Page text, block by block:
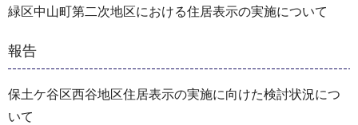
緑区中山町第二次地区における住居表示の実施について
報告
保土ケ谷区西谷地区住居表示の実施に向けた検討状況につ
いて